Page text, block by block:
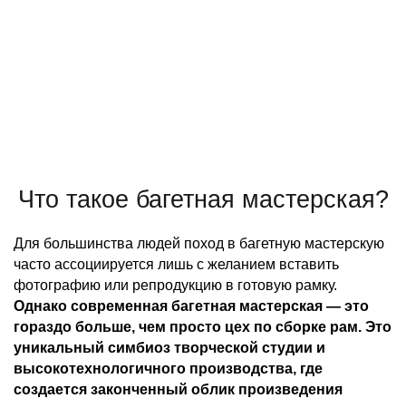
Что такое багетная мастерская?
Для большинства людей поход в багетную мастерскую
часто ассоциируется лишь с желанием вставить
фотографию или репродукцию в готовую рамку.
Однако современная багетная мастерская — это
гораздо больше, чем просто цех по сборке рам. Это
уникальный симбиоз творческой студии и
высокотехнологичного производства, где
создается законченный облик произведения